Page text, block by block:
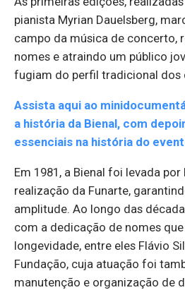
pianista Myrian Dauelsberg,
campo da música de concerto,
nomes e atraindo um público
fugiam do perfil tradicional dos
Assista aqui ao
a história da Bienal, com
essenciais na história do
Em 1981, a Bienal foi levada
realização da Funarte,
amplitude. Ao longo das
com a dedicação de nomes
longevidade, entre eles Flávio
Fundação, cuja atuação foi
manutenção e organização de